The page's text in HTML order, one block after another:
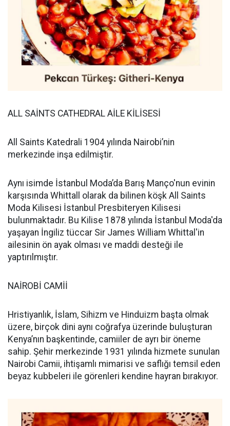
ALL SAİNTS CATHEDRAL AİLE KİLİSESİ
All Saints Katedrali 1904 yılında Nairobi’nin
merkezinde inşa edilmiştir.
Aynı isimde İstanbul Moda’da Barış Manço'nun evinin
karşısında Whittall olarak da bilinen köşk All Saints
Moda Kilisesi İstanbul Presbiteryen Kilisesi
bulunmaktadır. Bu Kilise 1878 yılında İstanbul Moda'da
yaşayan İngiliz tüccar Sir James William Whittal'in
ailesinin ön ayak olması ve maddi desteği ile
yaptırılmıştır.
NAİROBİ CAMİİ
Hristiyanlık, İslam, Sihizm ve Hinduizm başta olmak
üzere, birçok dini aynı coğrafya üzerinde buluşturan
Kenya’nın başkentinde, camiiler de ayrı bir öneme
sahip. Şehir merkezinde 1931 yılında hizmete sunulan
Nairobi Camii, ihtişamlı mimarisi ve saflığı temsil eden
beyaz kubbeleri ile görenleri kendine hayran bırakıyor.